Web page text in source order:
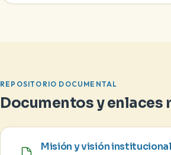
REPOSITORIO DOCUMENTAL
Documentos y enlaces
Misión y visión institucional